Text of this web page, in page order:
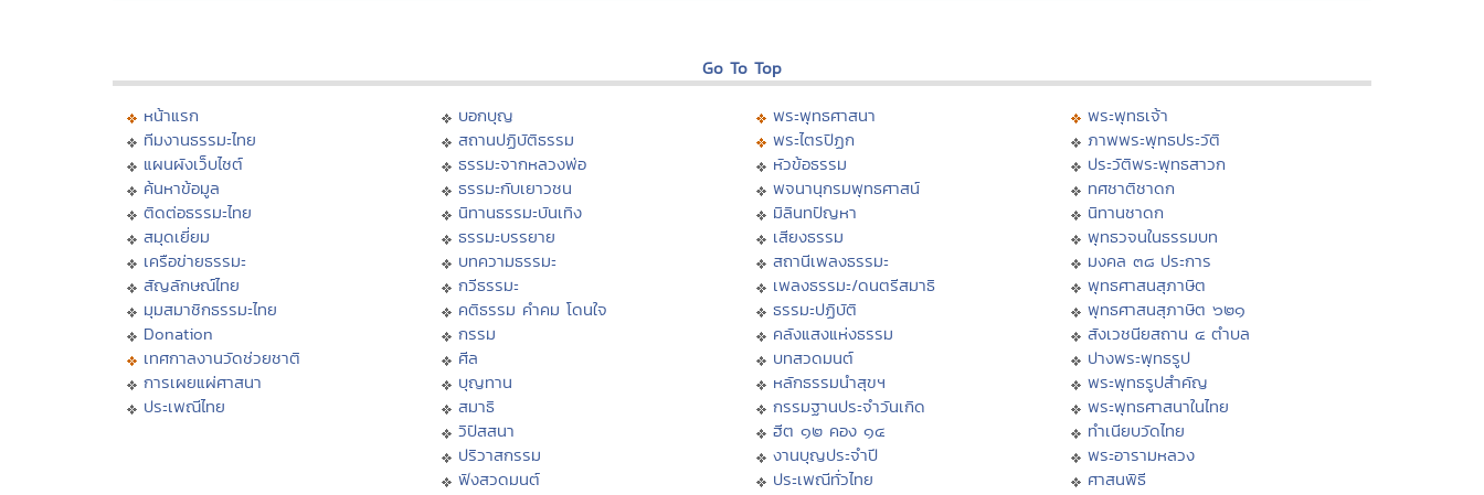
Go To Top
หน้าแรก
ทีมงานธรรมะไทย
แผนผังเว็บไซต์
ค้นหาข้อมูล
ติดต่อธรรมะไทย
สมุดเยี่ยม
เครือข่ายธรรมะ
สัญลักษณ์ไทย
มุมสมาชิกธรรมะไทย
Donation
เทศกาลงานวัดช่วยชาติ
การเผยแผ่ศาสนา
ประเพณีไทย
บอกบุญ
สถานปฏิบัติธรรม
ธรรมะจากหลวงพ่อ
ธรรมะกับเยาวชน
นิทานธรรมะบันเทิง
ธรรมะบรรยาย
บทความธรรมะ
กวีธรรมะ
คติธรรม คำคม โดนใจ
กรรม
ศีล
บุญทาน
สมาธิ
วิปัสสนา
ปริวาสกรรม
ฟังสวดมนต์
พระพุทธศาสนา
พระไตรปิฏก
หัวข้อธรรม
พจนานุกรมพุทธศาสน์
มิลินทปัญหา
เสียงธรรม
สถานีเพลงธรรมะ
เพลงธรรมะ/ดนตรีสมาธิ
ธรรมะปฏิบัติ
คลังแสงแห่งธรรม
บทสวดมนต์
หลักธรรมนำสุขฯ
กรรมฐานประจำวันเกิด
ฮีต ๑๒ คอง ๑๔
งานบุญประจำปี
ประเพณีทั่วไทย
พระพุทธเจ้า
ภาพพระพุทธประวัติ
ประวัติพระพุทธสาวก
ทศชาติชาดก
นิทานชาดก
พุทธวจนในธรรมบท
มงคล ๓๘ ประการ
พุทธศาสนสุภาษิต
พุทธศาสนสุภาษิต ๖๒๑
สังเวชนียสถาน ๔ ตำบล
ปางพระพุทธรูป
พระพุทธรูปสำคัญ
พระพุทธศาสนาในไทย
ทำเนียบวัดไทย
พระอารามหลวง
ศาสนพิธี